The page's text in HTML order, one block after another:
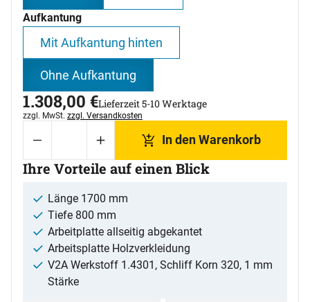
Aufkantung
Mit Aufkantung hinten
Ohne Aufkantung
1.308,00 €Lieferzeit 5-10 Werktage
Steuerhinweis:
zzgl. MwSt. zzgl. Versandkosten
In den Warenkorb
Ihre Vorteile auf einen Blick
Länge 1700 mm
Tiefe 800 mm
Arbeitplatte allseitig abgekantet
Arbeitsplatte Holzverkleidung
V2A Werkstoff 1.4301, Schliff Korn 320, 1 mm
Stärke